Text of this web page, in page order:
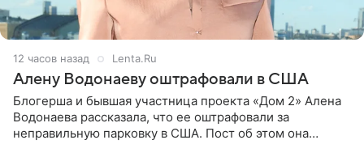
12 часов назад Lenta.Ru
Алену Водонаеву оштрафовали в США
Блогерша и бывшая участница проекта «Дом 2» Алена
Водонаева рассказала, что ее оштрафовали за
неправильную парковку в США. Пост об этом она